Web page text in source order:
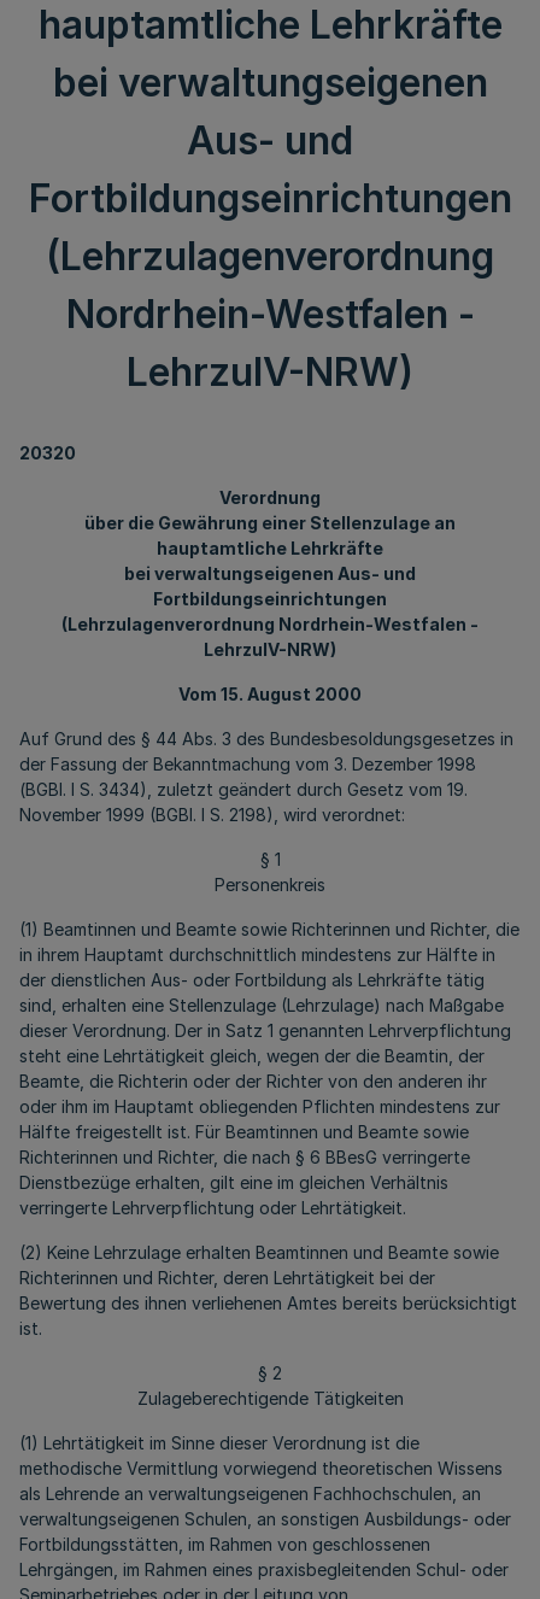
hauptamtliche Lehrkräfte
bei verwaltungseigenen
Aus- und
Fortbildungseinrichtungen
(Lehrzulagenverordnung
Nordrhein-Westfalen -
LehrzulV-NRW)
20320
Verordnung
über die Gewährung einer Stellenzulage an
hauptamtliche Lehrkräfte
bei verwaltungseigenen Aus- und
Fortbildungseinrichtungen
(Lehrzulagenverordnung Nordrhein-Westfalen -
LehrzulV-NRW)
Vom 15. August 2000
Auf Grund des § 44 Abs. 3 des Bundesbesoldungsgesetzes in
der Fassung der Bekanntmachung vom 3. Dezember 1998
(BGBl. I S. 3434), zuletzt geändert durch Gesetz vom 19.
November 1999 (BGBl. I S. 2198), wird verordnet:
§ 1
Personenkreis
(1) Beamtinnen und Beamte sowie Richterinnen und Richter, die
in ihrem Hauptamt durchschnittlich mindestens zur Hälfte in
der dienstlichen Aus- oder Fortbildung als Lehrkräfte tätig
sind, erhalten eine Stellenzulage (Lehrzulage) nach Maßgabe
dieser Verordnung. Der in Satz 1 genannten Lehrverpflichtung
steht eine Lehrtätigkeit gleich, wegen der die Beamtin, der
Beamte, die Richterin oder der Richter von den anderen ihr
oder ihm im Hauptamt obliegenden Pflichten mindestens zur
Hälfte freigestellt ist. Für Beamtinnen und Beamte sowie
Richterinnen und Richter, die nach § 6 BBesG verringerte
Dienstbezüge erhalten, gilt eine im gleichen Verhältnis
verringerte Lehrverpflichtung oder Lehrtätigkeit.
(2) Keine Lehrzulage erhalten Beamtinnen und Beamte sowie
Richterinnen und Richter, deren Lehrtätigkeit bei der
Bewertung des ihnen verliehenen Amtes bereits berücksichtigt
ist.
§ 2
Zulageberechtigende Tätigkeiten
(1) Lehrtätigkeit im Sinne dieser Verordnung ist die
methodische Vermittlung vorwiegend theoretischen Wissens
als Lehrende an verwaltungseigenen Fachhochschulen, an
verwaltungseigenen Schulen, an sonstigen Ausbildungs- oder
Fortbildungsstätten, im Rahmen von geschlossenen
Lehrgängen, im Rahmen eines praxisbegleitenden Schul- oder
Seminarbetriebes oder in der Leitung von